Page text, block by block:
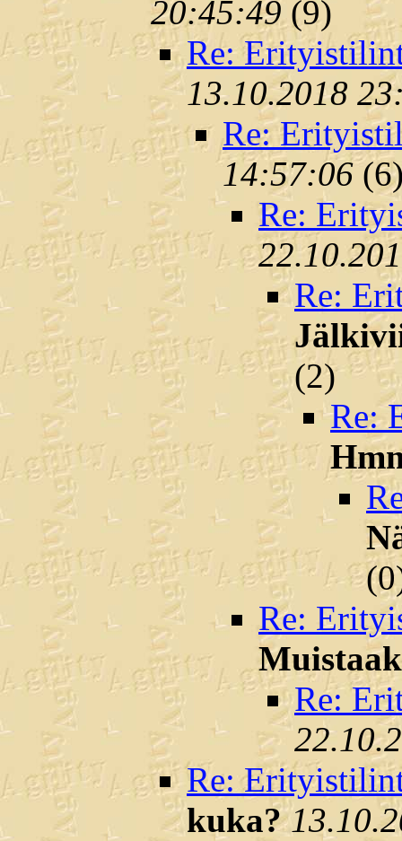
20:45:49 (9)
Re:
13.10.2018
Re:
14:57:06(
Re:
Re:
(2)
Re:
(
Re:
Re:
Re:
kuka?